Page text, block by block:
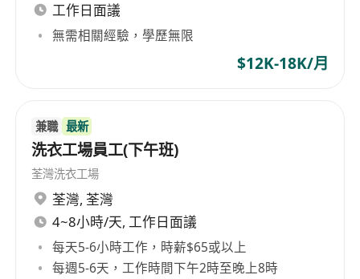
工作日面議
無需相關經驗，學歷無限
$12K-18K/月
兼職 最新
洗衣工場員工(下午班)
荃灣洗衣工場
荃灣, 荃灣
4~8小時/天, 工作日面議
每天5-6小時工作，時薪$65或以上
每週5-6天，工作時間下午2時至晚上8時